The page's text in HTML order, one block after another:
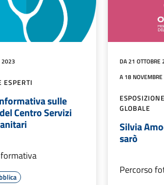
2023
ESPERTI
sulle
Centro Servizi
DA 21 OTTOBRE
A 18
GLOBALE
Silvia
sarò
Percorso